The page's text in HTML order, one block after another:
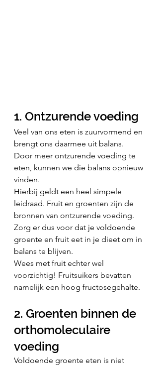
1. Ontzurende voeding
Veel van ons eten is zuurvormend en
brengt ons daarmee uit balans.
Door meer ontzurende voeding te
eten, kunnen we die balans opnieuw
vinden.
Hierbij geldt een heel simpele
leidraad. Fruit en groenten zijn de
bronnen van ontzurende voeding.
Zorg er dus voor dat je voldoende
groente en fruit eet in je dieet om in
balans te blijven.
Wees met fruit echter wel
voorzichtig! Fruitsuikers bevatten
namelijk een hoog fructosegehalte.
2. Groenten binnen de
orthomoleculaire
voeding
Voldoende groente eten is niet